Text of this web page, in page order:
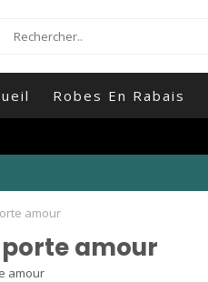
Robes En Rabais
amour
amour
amour